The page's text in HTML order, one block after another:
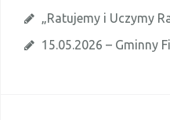
„Ratujemy i Uczymy
15.05.2026 – Gminny